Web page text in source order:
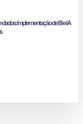
implementação de BI e IA